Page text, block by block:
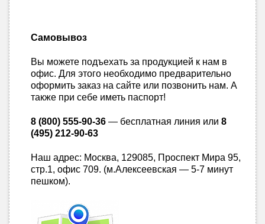
Самовывоз
Вы можете подъехать за продукцией к нам в
офис. Для этого необходимо предварительно
оформить заказ на сайте или позвонить нам. А
также при себе иметь паспорт!
8 (800) 555-90-36 — бесплатная линия или 8
(495) 212-90-63
Наш адрес: Москва, 129085, Проспект Мира 95,
стр.1, офис 709. (м.Алексеевская — 5-7 минут
пешком).